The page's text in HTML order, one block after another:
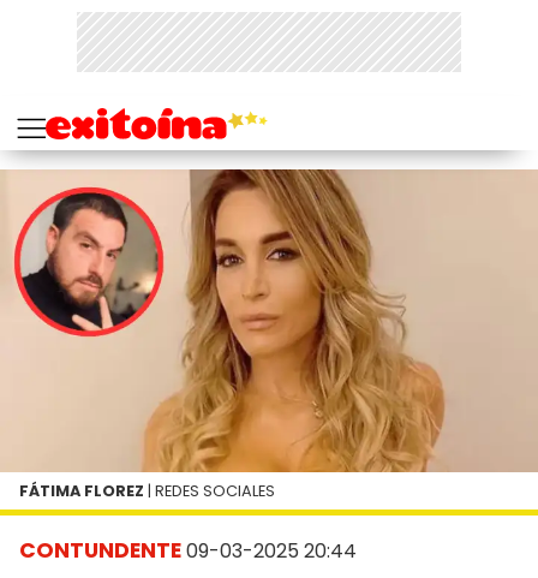
CONTUNDENTE09-03-2025 20:44
FÁTIMA FLOREZ | REDES SOCIALES